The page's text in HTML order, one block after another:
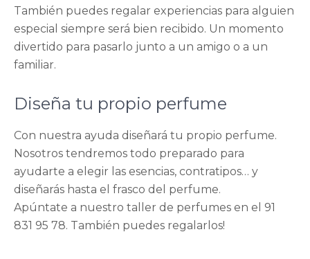
También puedes regalar experiencias para alguien
especial siempre será bien recibido. Un momento
divertido para pasarlo junto a un amigo o a un
familiar.
Diseña tu propio perfume
Con nuestra ayuda diseñará tu propio perfume.
Nosotros tendremos todo preparado para
ayudarte a elegir las esencias, contratipos… y
diseñarás hasta el frasco del perfume.
Apúntate a nuestro taller de perfumes en el 91
831 95 78. También puedes regalarlos!